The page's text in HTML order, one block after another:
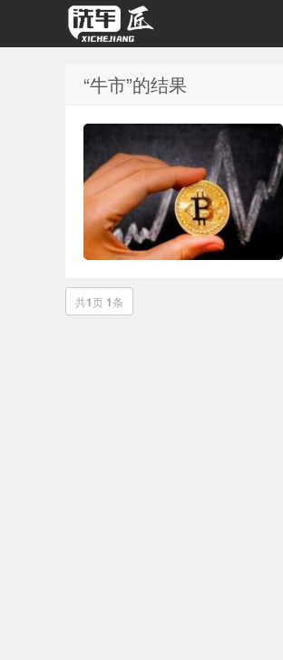
“牛市”的结果
共1页 1条